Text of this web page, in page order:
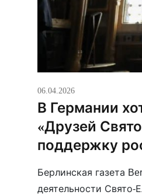
06.04.2026
В Германии
«Друзей
поддержку
Берлинская газета
деятельности Свято-